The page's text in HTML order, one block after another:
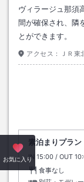
ヴィラージュ那須
間が確保され、隣
とができます。
アクセス： ＪＲ
素泊まりプラン
IN チェックイン
15:00 / OUT チ
食事なし
お気に入り